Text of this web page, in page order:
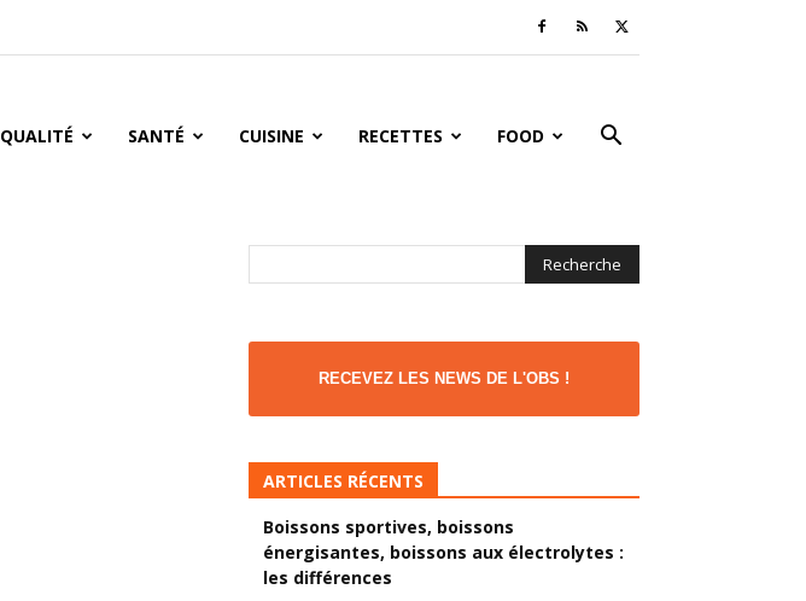
QUALITÉ SANTÉ CUISINE RECETTES FOOD
RECEVEZ LES NEWS DE L'OBS !
ARTICLES RÉCENTS
Boissons sportives, boissons
énergisantes, boissons aux électrolytes :
les différences